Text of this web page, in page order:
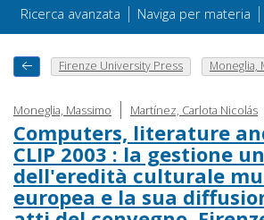
Ricerca avanzata | Naviga per materia |
Firenze University Press Moneglia,
Moneglia, Massimo | Martínez, Carlota Nicolás
Computers, literature
CLIP 2003 : la gestione
dell'eredità culturale
europea e la sua